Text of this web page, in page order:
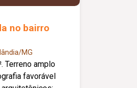
no bairro
MG
favorável